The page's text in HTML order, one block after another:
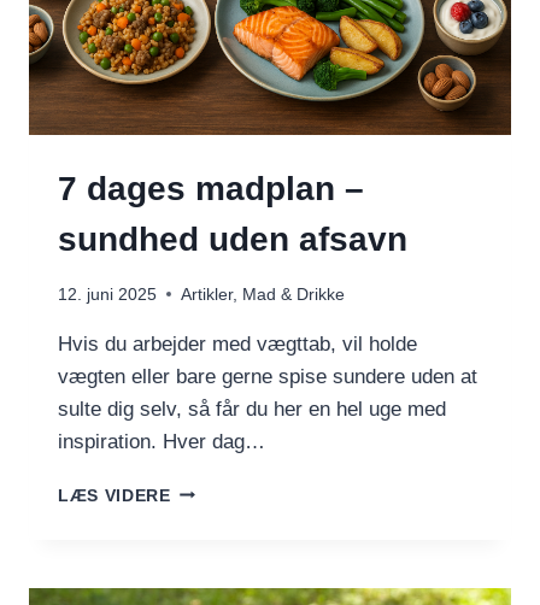
7 dages madplan –
sundhed uden afsavn
12. juni 2025 Artikler, Mad & Drikke
Hvis du arbejder med vægttab, vil holde
vægten eller bare gerne spise sundere uden at
sulte dig selv, så får du her en hel uge med
inspiration. Hver dag…
LÆS VIDERE7
SUNDHED